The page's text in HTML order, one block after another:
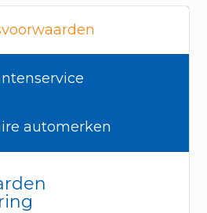
automerken